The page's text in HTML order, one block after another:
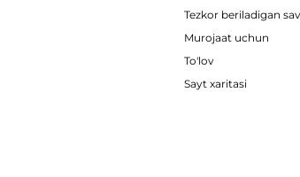
Tezkor beriladigan
Murojaat uchun
To'lov
Sayt xaritasi